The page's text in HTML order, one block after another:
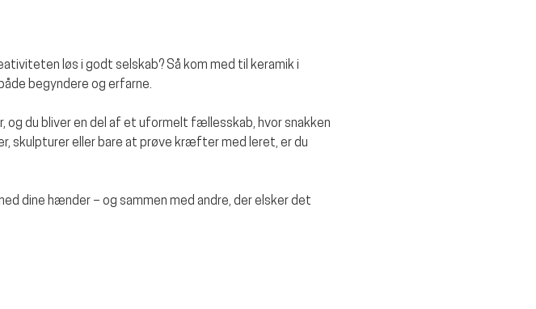
løs i godt selskab? Så kom med til keramik i
begyndere og erfarne.
og du bliver en del af et uformelt fællesskab, hvor snakken
skulpturer eller bare at prøve kræfter med leret, er du
dine hænder – og sammen med andre, der elsker det